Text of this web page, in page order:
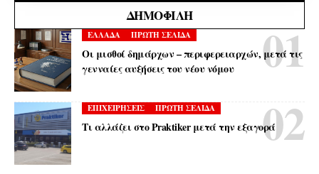
ΔΗΜΟΦΙΛΉ
ΕΛΛΑΔΑ ΠΡΩΤΗ ΣΕΛΙΔΑ
Οι μισθοί δημάρχων – περιφερειαρχών, μετά τις
γενναίες αυξήσεις του νέου νόμου
ΕΠΙΧΕΙΡΗΣΕΙΣ ΠΡΩΤΗ ΣΕΛΙΔΑ
Τι αλλάζει στο Praktiker μετά την εξαγορά